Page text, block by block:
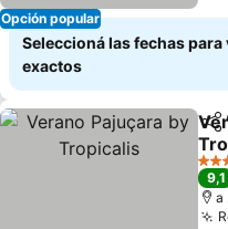
Opción popular
Seleccioná las fechas
exactos
4
9,1
a